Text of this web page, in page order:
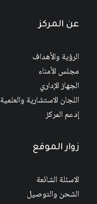
عن المركز
الرؤية والأهداف
مجلس الأمناء
الجهاز الإداري
اللجان الاستشارية والعلمية
إدعم المركز
زوار الموقع
الاسئلة الشائعة
الشحن والتوصيل